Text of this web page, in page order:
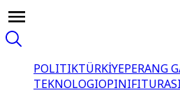
POLITIKTÜRKİYEPERANG
TEKNOLOGIOPINIFITUR